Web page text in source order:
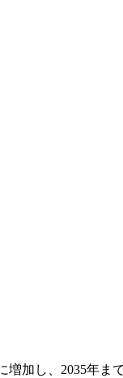
加し、2035年